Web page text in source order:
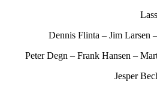
Dennis Flinta – Jim Larsen
Peter Degn – Frank Hansen –
Jesper